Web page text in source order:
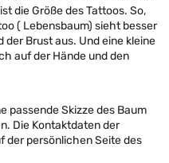
die Größe des Tattoos. So,
( Lebensbaum) sieht besser
Brust aus. Und eine kleine
auf der Hände und den
passende Skizze des Baum
Die Kontaktdaten der
der persönlichen Seite des